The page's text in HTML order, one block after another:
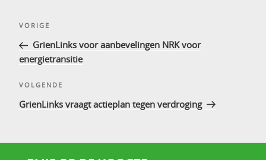
Vorig
bericht
VORIGE
GrienLinks voor aanbevelingen NRK voor
energietransitie
Volgend
bericht
VOLGENDE
GrienLinks vraagt actieplan tegen verdroging